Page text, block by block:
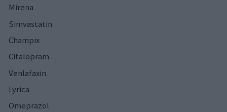
Mirena
Simvastatin
Champix
Citalopram
Venlafaxin
Lyrica
Omeprazol